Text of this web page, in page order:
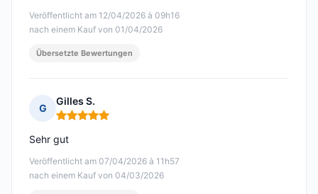
Veröffentlicht am 12/04/2026 à 09h16
nach einem Kauf von 01/04/2026
Übersetzte Bewertungen
G
Gilles S.
Hinweis: 5 von 5
Veröffentlicht am 07/04/2026 à 11h57
nach einem Kauf von 04/03/2026
Sehr gut